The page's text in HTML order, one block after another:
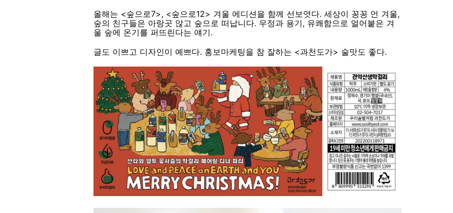
올해는 <숲으로7>, <숲으로12> 겨울 에디션을 함께 선보엿다. 세상이 꽁꽁 언 겨울,
숲의 친구들은 아랑곳 않고 숲으로 떠납니다. 우정과 용기, 유쾌함으로 얼어붙은 겨
울 숲에 온기를 퍼뜨린다는 얘기.
글도 이쁘고 디자인이 예쁘다. 홍보마케팅을 참 잘하는 <과천도가> 술맛도 좋다.